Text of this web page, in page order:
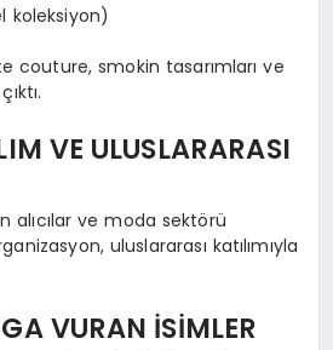
koleksiyon)
couture, smokin tasarımları ve
VE ULUSLARARASI
alıcılar ve moda sektörü
uluslararası katılımıyla
VURAN İSİMLER